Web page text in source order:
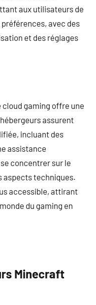
aux utilisateurs de
avec des
et des réglages
cloud gaming offre une
assurent
incluant des
assistance
concentrer sur le
aspects techniques.
accessible, attirant
du gaming en
Minecraft